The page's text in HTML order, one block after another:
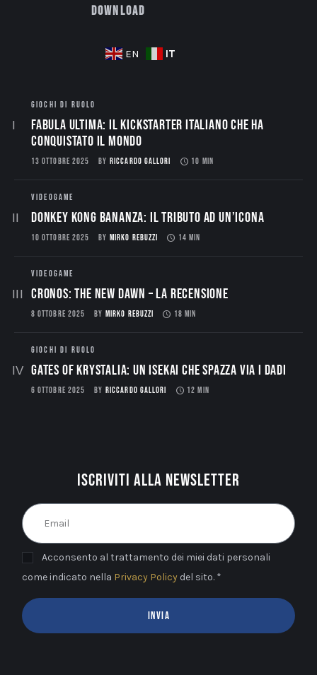
Download
EN IT
GIOCHI DI RUOLO
Fabula Ultima: il Kickstarter italiano che ha
conquistato il mondo
13 OTTOBRE 2025 BY RICCARDO GALLORI 10 MIN
VIDEOGAME
Donkey Kong Bananza: Il Tributo ad un’Icona
10 OTTOBRE 2025 BY MIRKO REBUZZI 14 MIN
VIDEOGAME
CRONOS: THE NEW DAWN – La Recensione
8 OTTOBRE 2025 BY MIRKO REBUZZI 18 MIN
GIOCHI DI RUOLO
Gates of Krystalia: Un Isekai che spazza via i dadi
6 OTTOBRE 2025 BY RICCARDO GALLORI 12 MIN
Iscriviti alla newsletter
Acconsento al trattamento dei miei dati personali
come indicato nella Privacy Policy del sito. *
INVIA